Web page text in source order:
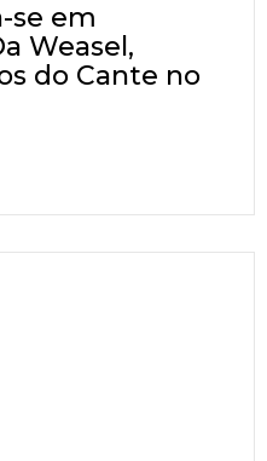
se em
Weasel,
do Cante no